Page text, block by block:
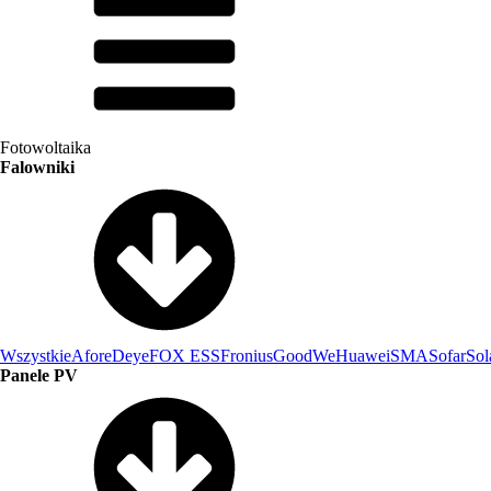
Fotowoltaika
Falowniki
WszystkieAforeDeyeFOX ESSFroniusGoodWeHuaweiSMASofar
Panele PV